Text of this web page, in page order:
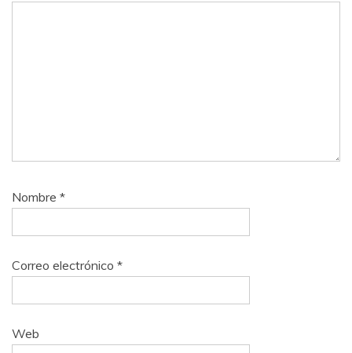
Nombre *
Correo electrónico *
Web